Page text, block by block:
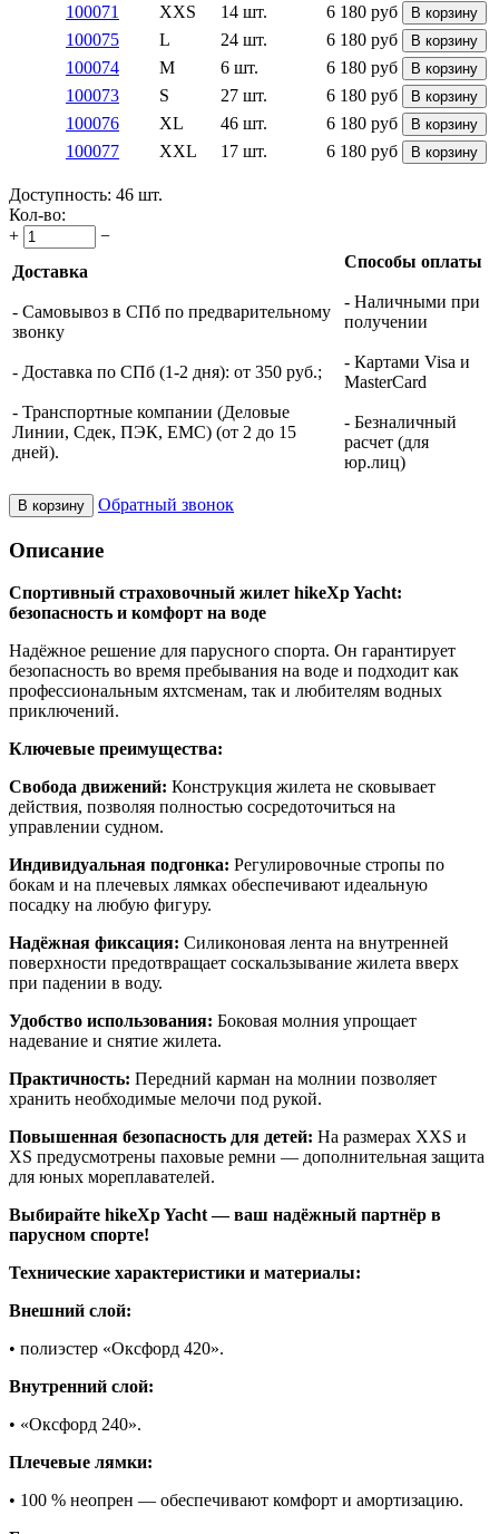
100071 XXS 14 шт. 6 180 руб В корзину
100075 L 24 шт. 6 180 руб В корзину
100074 M 6 шт. 6 180 руб В корзину
100073 S 27 шт. 6 180 руб В корзину
100076 XL 46 шт. 6 180 руб В корзину
100077 XXL 17 шт. 6 180 руб В корзину
Доступность: 46 шт.
Кол-во:
+
−
Доставка
- Самовывоз в СПб по предварительному
звонку
- Доставка по СПб (1-2 дня): от 350 руб.;
- Транспортные компании (Деловые
Линии, Сдек, ПЭК, ЕМС) (от 2 до 15
дней).
Способы оплаты
- Наличными при
получении
- Картами Visa и
MasterCard
- Безналичный
расчет (для
юр.лиц)
В корзину Обратный звонок
Описание
Спортивный страховочный жилет hikeXp Yacht:
безопасность и комфорт на воде
Надёжное решение для парусного спорта. Он гарантирует
безопасность во время пребывания на воде и подходит как
профессиональным яхтсменам, так и любителям водных
приключений.
Ключевые преимущества:
Свобода движений: Конструкция жилета не сковывает
действия, позволяя полностью сосредоточиться на
управлении судном.
Индивидуальная подгонка: Регулировочные стропы по
бокам и на плечевых лямках обеспечивают идеальную
посадку на любую фигуру.
Надёжная фиксация: Силиконовая лента на внутренней
поверхности предотвращает соскальзывание жилета вверх
при падении в воду.
Удобство использования: Боковая молния упрощает
надевание и снятие жилета.
Практичность: Передний карман на молнии позволяет
хранить необходимые мелочи под рукой.
Повышенная безопасность для детей: На размерах XXS и
XS предусмотрены паховые ремни — дополнительная защита
для юных мореплавателей.
Выбирайте hikeXp Yacht — ваш надёжный партнёр в
парусном спорте!
Технические характеристики и материалы:
Внешний слой:
• полиэстер «Оксфорд 420».
Внутренний слой:
• «Оксфорд 240».
Плечевые лямки:
• 100 % неопрен — обеспечивают комфорт и амортизацию.